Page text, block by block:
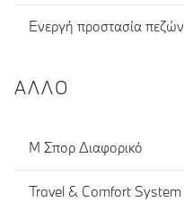
Ενεργή προστασία πεζών
ΆΛΛΟ
M Σπορ Διαφορικό
Travel & Comfort System